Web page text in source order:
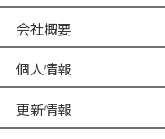
会社概要
個人情報
更新情報